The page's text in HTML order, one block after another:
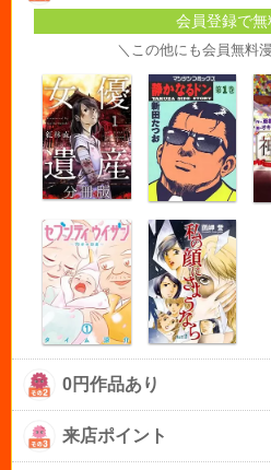
会員登録で
＼この他にも会員無料
0円作品あり
来店ポイント